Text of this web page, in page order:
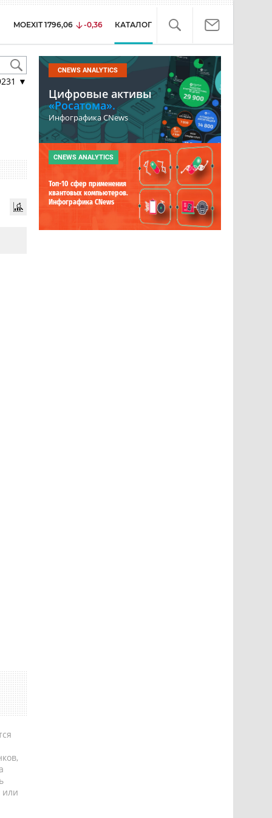
MOEXIT 1796,06 -0,36 КАТАЛОГ
▼
или
CNEWS ANALYTICS
Цифровые активы
«Росатома».
Инфографика CNews
CNEWS ANALYTICS
Топ-10 сфер применения
квантовых компьютеров.
Инфографика CNews